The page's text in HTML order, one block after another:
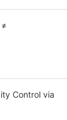
Control via